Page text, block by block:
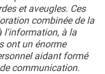
et aveugles. Ces
combinée de la
l'information, à la
ont un énorme
aidant formé
communication.